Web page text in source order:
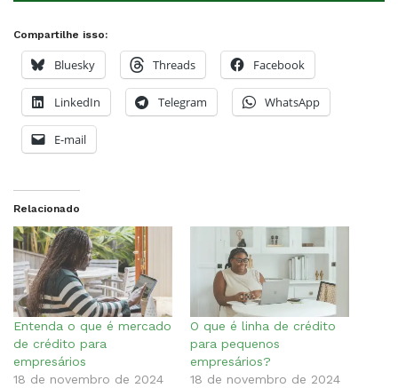
Compartilhe isso:
Bluesky Threads Facebook
LinkedIn Telegram WhatsApp
E-mail
Relacionado
Entenda o que é mercado
de crédito para
empresários
18 de novembro de 2024
O que é linha de crédito
para pequenos
empresários?
18 de novembro de 2024